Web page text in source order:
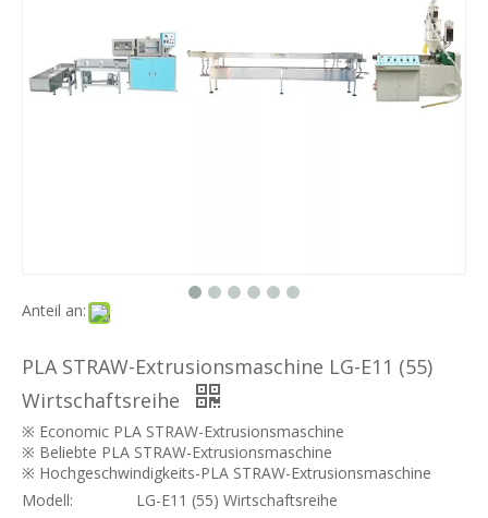
Anteil an:
PLA STRAW-Extrusionsmaschine LG-E11 (55)
Wirtschaftsreihe
※ Economic PLA STRAW-Extrusionsmaschine
※ Beliebte PLA STRAW-Extrusionsmaschine
※ Hochgeschwindigkeits-PLA STRAW-Extrusionsmaschine
Modell:
LG-E11 (55) Wirtschaftsreihe